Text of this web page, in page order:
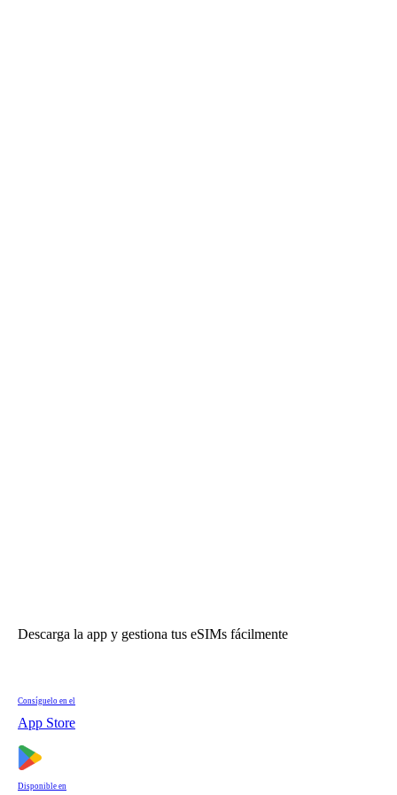
Descarga la app y gestiona tus eSIMs fácilmente
Consíguelo en el
App Store
Disponible en